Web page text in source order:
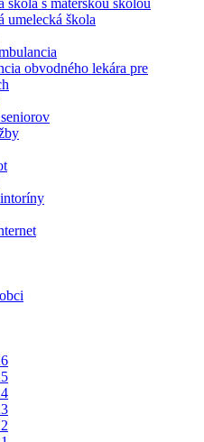
škola s materskou školou
umelecká škola
obvodného lekára pre